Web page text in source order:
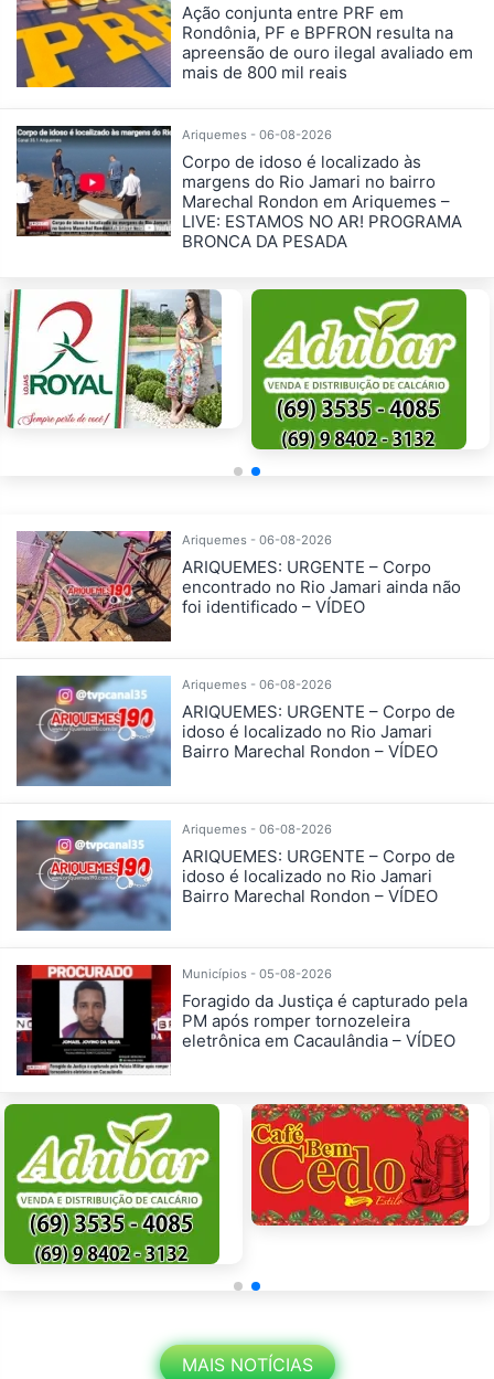
Ação conjunta entre PRF em
Rondônia, PF e BPFRON resulta na
apreensão de ouro ilegal avaliado em
mais de 800 mil reais
Ariquemes - 06-08-2026
Corpo de idoso é localizado às
margens do Rio Jamari no bairro
Marechal Rondon em Ariquemes –
LIVE: ESTAMOS NO AR! PROGRAMA
BRONCA DA PESADA
Ariquemes - 06-08-2026
ARIQUEMES: URGENTE – Corpo
encontrado no Rio Jamari ainda não
foi identificado – VÍDEO
Ariquemes - 06-08-2026
ARIQUEMES: URGENTE – Corpo de
idoso é localizado no Rio Jamari
Bairro Marechal Rondon – VÍDEO
Ariquemes - 06-08-2026
ARIQUEMES: URGENTE – Corpo de
idoso é localizado no Rio Jamari
Bairro Marechal Rondon – VÍDEO
Municípios - 05-08-2026
Foragido da Justiça é capturado pela
PM após romper tornozeleira
eletrônica em Cacaulândia – VÍDEO
MAIS NOTÍCIAS